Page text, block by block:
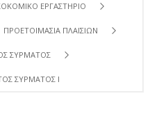
ΕΡΓΑΣΤΉΡΙΟ
ΠΡΟΕΤΟΙΜΑΣΊΑ ΠΛΑΙΣΊΩΝ
ΣΎΡΜΑΤΟΣ
ΣΎΡΜΑΤΟΣ ΚΥΒΟΕΙΔΉΣ